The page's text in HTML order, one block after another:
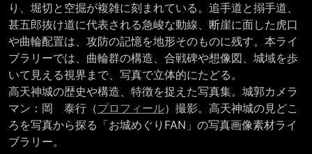
り、堀切と空掘が複雑に刻まれている。追手道と搦手道、
甚五郎抜け道に代表される急峻な動線、断崖に面した虎口
や曲輪配置は、攻防の記憶を地形そのものに残す。本ライ
ブラリーでは、曲輪群の構造、合戦碑や想像図、城域を歩
いて見える視界まで、写真で立体的にたどる。
高天神城の歴史や構造、特徴を捉えた写真集。城郭カメラ
マン：岡 泰行（プロフィール）撮影。高天神城の見どこ
ろを写真から探る「お城めぐりFAN」の写真画像素材ライ
ブラリー。